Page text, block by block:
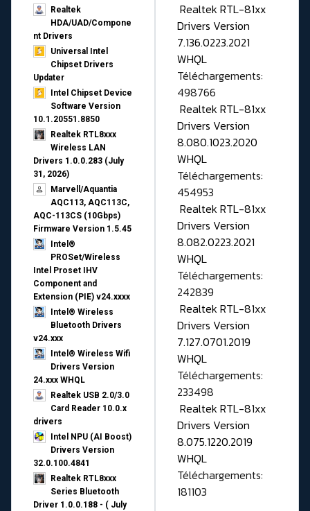
Realtek
HDA/UAD/Compone
nt Drivers
Universal Intel
Chipset Drivers
Updater​
Intel Chipset Device
Software Version
10.1.20551.8850
Realtek RTL8xxx
Wireless LAN
Drivers 1.0.0.283 (July
31, 2026)
Marvell/Aquantia
AQC113, AQC113C,
AQC-113CS (10Gbps)
Firmware Version 1.5.45
Intel®
PROSet/Wireless
Intel Proset IHV
Component and
Extension (PIE) v24.xxxx
Intel® Wireless
Bluetooth Drivers
v24.xxx
Intel® Wireless Wifi
Drivers Version
24.xxx WHQL
Realtek USB 2.0/3.0
Card Reader 10.0.x
drivers
Intel NPU (AI Boost)
Drivers Version
32.0.100.4841
Realtek RTL8xxx
Series Bluetooth
Driver 1.0.0.188 - ( July
Realtek RTL-81xx
Drivers Version
7.136.0223.2021
WHQL
Téléchargements:
498766
Realtek RTL-81xx
Drivers Version
8.080.1023.2020
WHQL
Téléchargements:
454953
Realtek RTL-81xx
Drivers Version
8.082.0223.2021
WHQL
Téléchargements:
242839
Realtek RTL-81xx
Drivers Version
7.127.0701.2019
WHQL
Téléchargements:
233498
Realtek RTL-81xx
Drivers Version
8.075.1220.2019
WHQL
Téléchargements:
181103